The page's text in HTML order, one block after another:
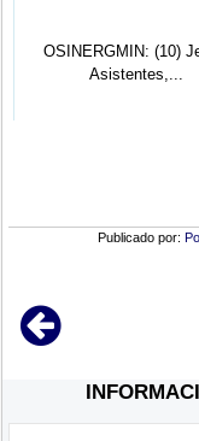
OSINERGMIN: (10)
Asistentes,...
Publicado por: